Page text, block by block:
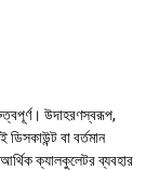
উদাহরণস্বরূপ,
বা বর্তমান
ক্যালকুলেটর ব্যবহার